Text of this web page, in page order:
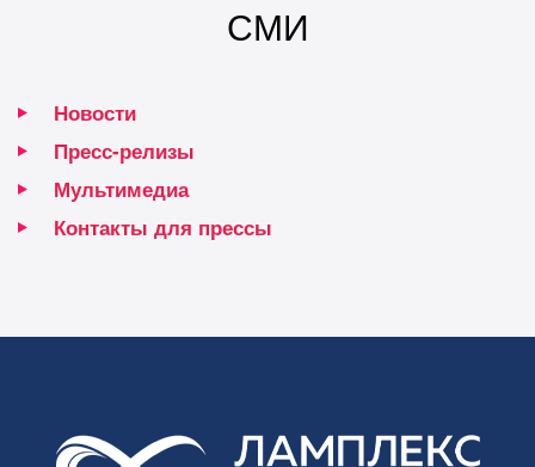
СМИ
Новости
Пресс-релизы
Мультимедиа
Контакты для прессы